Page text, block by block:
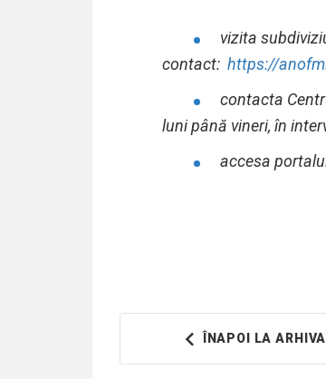
vizita
contact: https://
contacta
luni până vineri, în
accesa
ÎNAPOI LA ARHIVA